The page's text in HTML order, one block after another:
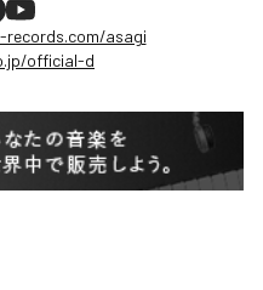
asagi
official-d